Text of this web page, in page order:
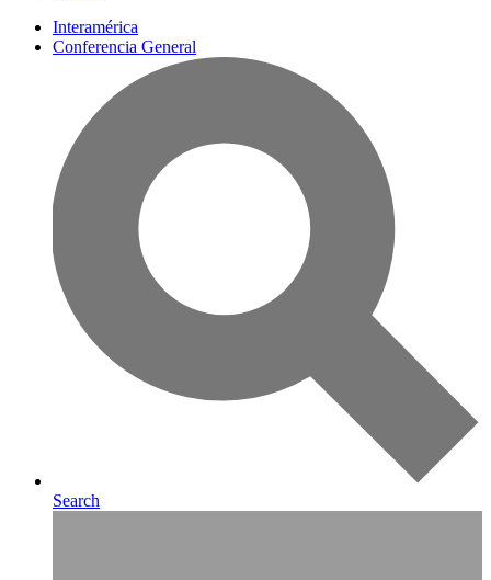
Interamérica
Conferencia General
Search